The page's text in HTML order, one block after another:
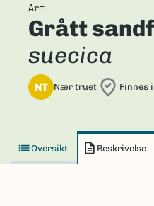
Art
Grått
suecica
NT Nær truet Finnes
Oversikt Beskrivelse